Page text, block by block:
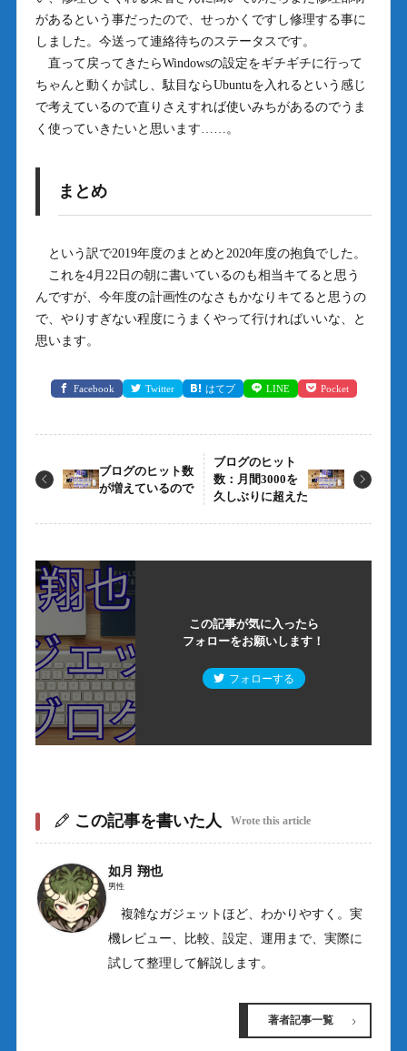
があるという事だったので、せっかくですし修理する事に
しました。今送って連絡待ちのステータスです。
直って戻ってきたらWindowsの設定をギチギチに行って
ちゃんと動くか試し、駄目ならUbuntuを入れるという感じ
で考えているので直りさえすれば使いみちがあるのでうま
く使っていきたいと思います……。
まとめ
という訳で2019年度のまとめと2020年度の抱負でした。
これを4月22日の朝に書いているのも相当キてると思う
んですが、今年度の計画性のなさもかなりキてると思うの
で、やりすぎない程度にうまくやって行ければいいな、と
思います。
Facebook Twitter はてブ LINE Pocket
ブログのヒット数
が増えているので
ブログのヒット
数：月間3000を
久しぶりに超えた
この記事が気に入ったら
フォローをお願いします！
フォローする
この記事を書いた人 Wrote this article
如月 翔也
男性
複雑なガジェットほど、わかりやすく。実
機レビュー、比較、設定、運用まで、実際に
試して整理して解説します。
著者記事一覧